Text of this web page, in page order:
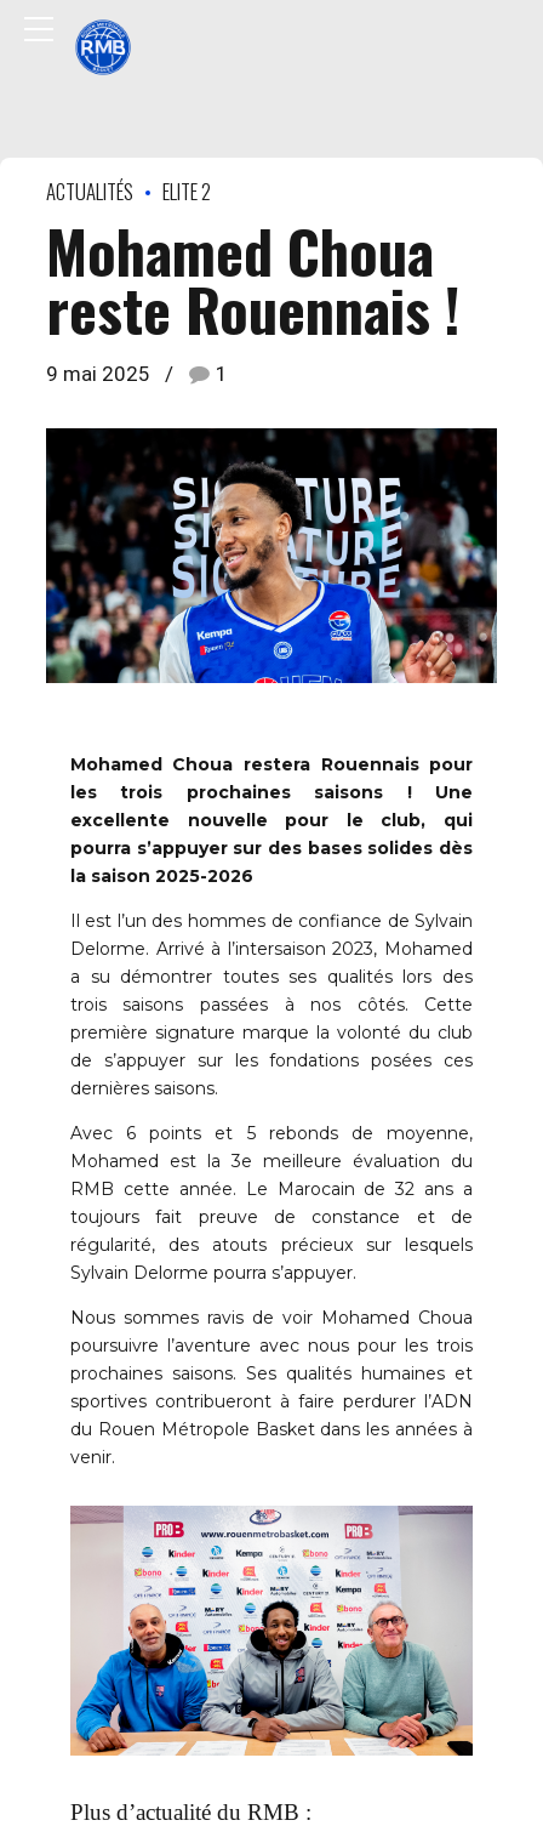
ACTUALITÉS ELITE 2
Mohamed Choua
reste Rouennais !
9 mai 2025 1
Mohamed Choua restera Rouennais pour
les trois prochaines saisons ! Une
excellente nouvelle pour le club, qui
pourra s’appuyer sur des bases solides dès
la saison 2025-2026
Il est l’un des hommes de confiance de Sylvain
Delorme. Arrivé à l’intersaison 2023, Mohamed
a su démontrer toutes ses qualités lors des
trois saisons passées à nos côtés. Cette
première signature marque la volonté du club
de s’appuyer sur les fondations posées ces
dernières saisons.
Avec 6 points et 5 rebonds de moyenne,
Mohamed est la 3e meilleure évaluation du
RMB cette année. Le Marocain de 32 ans a
toujours fait preuve de constance et de
régularité, des atouts précieux sur lesquels
Sylvain Delorme pourra s’appuyer.
Nous sommes ravis de voir Mohamed Choua
poursuivre l’aventure avec nous pour les trois
prochaines saisons. Ses qualités humaines et
sportives contribueront à faire perdurer l’ADN
du Rouen Métropole Basket dans les années à
venir.
Plus d’actualité du RMB :